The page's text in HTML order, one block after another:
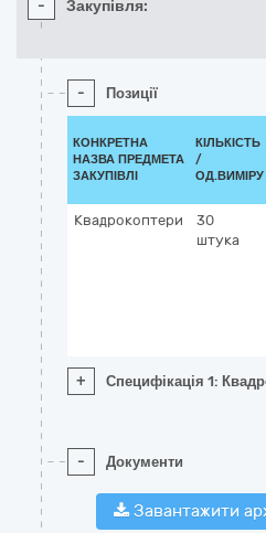
- Закупівля:
- Позиції
КОНКРЕТНА
НАЗВА ПРЕДМЕТА
ЗАКУПІВЛІ
КІЛЬКІСТЬ
/
ОД.ВИМІРУ
Квадрокоптери
30
штука
+ Специфікація 1:
- Документи
Завантажити